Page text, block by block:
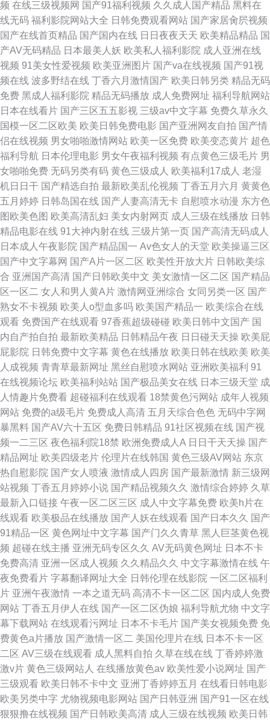
频 在线三级视频网 国产91福利视频 久久成人国产精品 黑料在
线无码 福利影院网站大全 日韩免费观看网站 国产家居肏屄视频
国产在线首页精品 国产国内在线 日日夜夜天天 欧美精品精品 国
产AV无码精品 日本最美人妖 欧美私人福利影院 成人亚洲在线
视频 91美女性爱视频 欧美亚洲图片 国产va在线视频 国产91视
频在线 波多野结在线 丁香六月激情国产 欧美日韩另类 精品无码
免费 黑成人福利影院 精品无码播放 成人免费网址 福利导航网站
日本在线看片 国产三区五五影视 三级av中文字幕 免费久草永久
国模一区二区欧美 欧美日韩免费电影 国产亚洲网友自拍 国产情
侣在线视频 男女啪啪激情网站 欧美一区免费 欧美变态黄片 超色
福利导航 日本伦理电影 男女午夜福利视频 有点黄色三级毛片 男
女啪啪免费 无码另类有码 黄色三级成人 欧美福利17成人 老湿
机日日干 国产精选自拍 最新欧美乱伦视频 丁香五月六月 黄黄色
五月婷婷 日韩岛国在线 国产人妻高清无卡 自慰喷水动漫 东方色
图欧美色图 欧美高清乱妇 美女内射网页 成人三级在线播放 日韩
精品电影在线 91大神内射在线 三级片第一页 国产高清无码成人
日本成人午夜影院 国产精品国一 Av色女人的天堂 欧美操逼三区
国产中文字幕网 国产A片一区二区 欧美性开放大片 日韩欧美综
合 亚洲国产高清 国产日韩欧美中文 美女激情一区二区 国产精品
区一区二 女人和男人黄A片 激情网亚洲综合 女同另类一区 国产
熟女不卡视频 欧美人o型血多吗 欧美国产精品一 欧美综合在线
观看 免费国产在线观看 97香蕉超级碰碰 欧美日韩中文国产 国
内自产拍自拍 最新欧美精品 日韩精品午夜 日日碰天天操 欧美屁
屁影院 日韩免费中文字幕 黄色在线播放 欧美日韩在线欧美 欧美
人成视频 青青草最新网址 黑丝自慰喷水网站 亚洲欧美福利 91
在线视频论坛 欧美福利站站 国产极品美女在线 日本三级天堂 成
人情趣片免费看 超碰福利在线观看 18禁黄色污网站 成年人视频
网站 免费的a级毛片 免费成人高清 五月天综合色色 无码中字网
暴黑料 国产AV六十五区 免费日韩精品 91社区视频在线 国产视
频一二三区 夜色福利院18禁 欧洲免费成人A 日日干天天操 国产
精品网址 欧美四级老片 伦理片在线韩国 黄色三级AV网站 东京
热自慰影院 国产女人喷液 激情成人四房 国产最新激情 新三级网
站视频 丁香五月婷婷小说 国产精品视频久久 激情综合婷婷 久草
最新入口链接 午夜一区二区三区 成人中文字幕免费 欧美h片在
线观看 欧美极品在线播放 国产人妖在线观看 国产日本久久 国产
91精品一区 黄色网址中文字幕 国产门久久青草 黑人巨茎黄色视
频 超碰在线主播 亚洲无码专区久久 AV无码黄色网址 日本不卡
免费高清 亚洲一区成人视频 久久精品久久 中文字幕激情在线 午
夜免费看片 字幕翻译网址大全 日韩伦理在线影院 一区二区福利
片 亚洲午夜激情 一本之道无码 高清不卡一区二区 国内成人免费
网站 丁香五月伊人在线 国产一区二区伪娘 福利导航尤物 中文字
幕下载网站 在线观看污网址 日本不卡毛片 国产美女视频免费 免
费黄色a片播放 国产激情一区二 美国伦理片在线 日本不卡一区
二区 AV三级在线观看 成人黑料自拍 久草在线在线 丁香婷婷激
激v片 黄色三级网站人 在线播放黄色av 欧美性爱小说网址 国产
三级观看 欧美日韩不卡中文 亚洲丁香婷婷五月 在线看日韩电影
欧美另类中字 尤物视频电影网站 国产日韩亚洲 国产91一区在线
狠狠撸在线视频 国产日韩欧美高清 成人三级在线视频 欧美日韩